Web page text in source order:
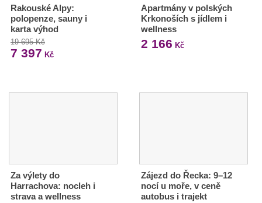
Rakouské Alpy:
polopenze, sauny i
karta výhod
19 695 Kč
7 397 Kč
Apartmány v polských
Krkonoších s jídlem i
wellness
2 166 Kč
Za výlety do
Harrachova: nocleh i
strava a wellness
Zájezd do Řecka: 9–12
nocí u moře, v ceně
autobus i trajekt